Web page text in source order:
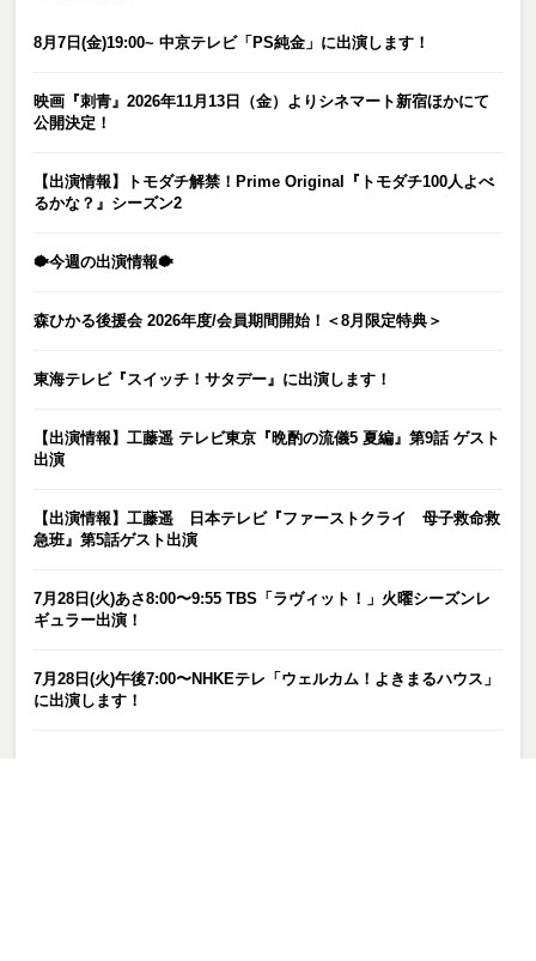
8月7日(金)19:00~ 中京テレビ「PS純金」に出演します！
映画『刺青』2026年11月13日（金）よりシネマート新宿ほかにて
公開決定！
【出演情報】トモダチ解禁！Prime Original『トモダチ100人よべ
るかな？』シーズン2
🐡今週の出演情報🐡
森ひかる後援会 2026年度/会員期間開始！＜8月限定特典＞
東海テレビ『スイッチ！サタデー』に出演します！
【出演情報】工藤遥 テレビ東京『晩酌の流儀5 夏編』第9話 ゲスト
出演
【出演情報】工藤遥 日本テレビ『ファーストクライ 母子救命救
急班』第5話ゲスト出演
7月28日(火)あさ8:00〜9:55 TBS「ラヴィット！」火曜シーズンレ
ギュラー出演！
7月28日(火)午後7:00〜NHKEテレ「ウェルカム！よきまるハウス」
に出演します！